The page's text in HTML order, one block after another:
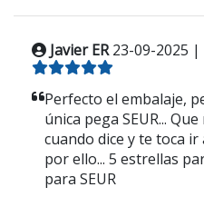
Javier ER 23-09-2025 |
Perfecto el embalaje,
única pega SEUR...
cuando dice y te toca ir
por ello... 5 estrellas
para SEUR